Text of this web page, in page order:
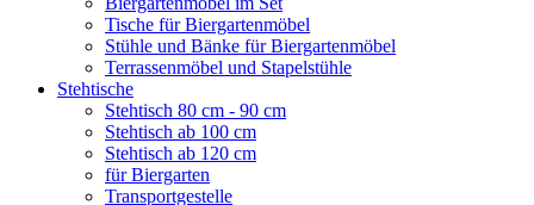
Tische für Biergartenmöbel
Stühle und Bänke für Biergartenmöbel
Terrassenmöbel und Stapelstühle
Stehtische
Stehtisch 80 cm - 90 cm
Stehtisch ab 100 cm
Stehtisch ab 120 cm
für Biergarten
Transportgestelle